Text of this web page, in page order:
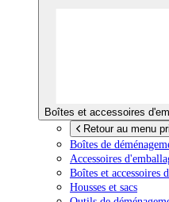
Boîtes et accessoires
Retour au menu
Boîtes de
Accessoires
Boîtes et accessoires
Housses et sacs